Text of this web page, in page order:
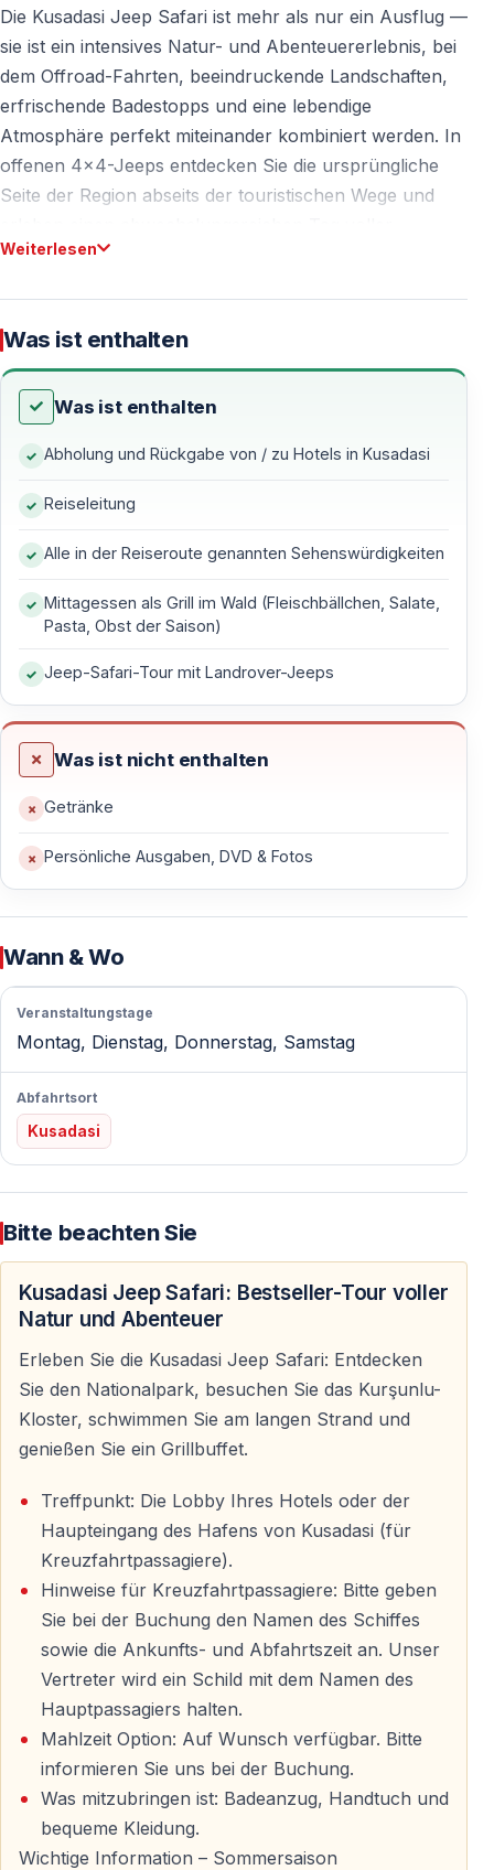
Die Kusadasi Jeep Safari ist mehr als nur ein Ausflug —
sie ist ein intensives Natur- und Abenteuererlebnis, bei
dem Offroad-Fahrten, beeindruckende Landschaften,
erfrischende Badestopps und eine lebendige
Atmosphäre perfekt miteinander kombiniert werden. In
offenen 4×4-Jeeps entdecken Sie die ursprüngliche
Seite der Region abseits der touristischen Wege und
Eindrücke.
Warum die Kusadasi Jeep Safari wählen?
Echte Offroad-Routen
stattdessen fahren Sie über Schotterwege, durch
Pinienwälder und entlang natürlicher Bergpfade. Alle
Fahrzeuge werden von erfahrenen, lizenzierten
Fahrern gesteuert, was Sicherheit und Fahrspaß
Die Natur der Dilek-Halbinsel
Die Route verläuft rund um den Nationalpark der Dilek-
Halbinsel — eines der schönsten Naturgebiete der
Region. Unterwegs genießen Sie weite Ausblicke auf
die Ägäis, die griechischen Inseln und die Bucht von
Kusadasi.
Lebendige und unterhaltsame Atmosphäre
Sommertagen ein erfrischendes Highlight, an dem man
freiwillig teilnehmen kann.
Höhepunkte des Tourprogramms
Jeep Safari & Wasserspaß
Fahrt mit offenen 4×4-Jeeps über Offroad-Strecken —
begleitet von Musik, Fotostopps und optionalen
Wasserspielen, die für eine lockere und fröhliche
Stimmung sorgen.
Zeus-Höhle
Ein natürlicher Felsenpool, versteckt zwischen Steinen
und Grün — bekannt für sein kühles Wasser und seine
mythologische Bedeutung. Einer der eindrucksvollsten
Stopps der Tour.
Echo-Tal & Kloster Kursunlu
Durchfahrt durch das Echo-Tal und Besuch des
historischen Klosters Kursunlu — der Guide erläutert
die Geschichte und kulturelle Bedeutung dieses ruhigen
Panoramische Aussichtspunkte
Kurze Stopps an hoch gelegenen Aussichtspunkten —
ideal, um die Küstenlandschaft der Ägäis zu bewundern
und besondere Fotos zu machen.
Strandpause — Schwimmen und Entspannen
Weiterlesen
Was ist enthalten
Was ist enthalten
Abholung und Rückgabe von / zu Hotels in Kusadasi
Reiseleitung
Alle in der Reiseroute genannten Sehenswürdigkeiten
Mittagessen als Grill im Wald (Fleischbällchen, Salate,
Pasta, Obst der Saison)
Jeep-Safari-Tour mit Landrover-Jeeps
Was ist nicht enthalten
Getränke
Persönliche Ausgaben, DVD & Fotos
Wann & Wo
Veranstaltungstage
Montag, Dienstag, Donnerstag, Samstag
Abfahrtsort
Kusadasi
Bitte beachten Sie
Kusadasi Jeep Safari: Bestseller-Tour voller
Natur und Abenteuer
Erleben Sie die Kusadasi Jeep Safari: Entdecken
Sie den Nationalpark, besuchen Sie das Kurşunlu-
Kloster, schwimmen Sie am langen Strand und
genießen Sie ein Grillbuffet.
Treffpunkt: Die Lobby Ihres Hotels oder der
Haupteingang des Hafens von Kusadasi (für
Kreuzfahrtpassagiere).
Hinweise für Kreuzfahrtpassagiere: Bitte geben
Sie bei der Buchung den Namen des Schiffes
sowie die Ankunfts- und Abfahrtszeit an. Unser
Vertreter wird ein Schild mit dem Namen des
Hauptpassagiers halten.
Mahlzeit Option: Auf Wunsch verfügbar. Bitte
informieren Sie uns bei der Buchung.
Was mitzubringen ist: Badeanzug, Handtuch und
bequeme Kleidung.
Wichtige Information – Sommersaison